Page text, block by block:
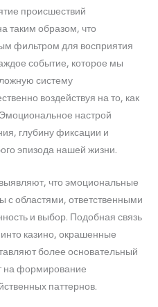
происшествий
таким образом, что
фильтром для восприятия
событие, которое мы
систему
воздействуя на то, как
настрой
глубину фиксации и
эпизода нашей жизни.
что эмоциональные
с областями, ответственными
и выбор. Подобная связь
казино, окрашенные
более основательный
на формирование
паттернов.